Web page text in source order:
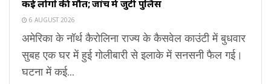
कई लोगों की मौत; जांच में जुटी पुलिस
6 AUGUST 2026
अमेरिका के नॉर्थ कैरोलिना राज्य के कैसवेल काउंटी में बुधवार
सुबह एक घर में हुई गोलीबारी से इलाके में सनसनी फैल गई।
घटना में कई...